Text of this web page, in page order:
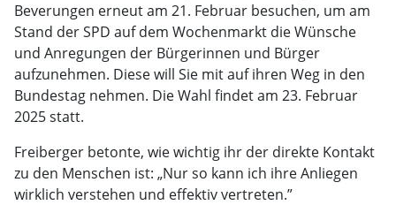
Beverungen erneut am 21. Februar besuchen, um am
Stand der SPD auf dem Wochenmarkt die Wünsche
und Anregungen der Bürgerinnen und Bürger
aufzunehmen. Diese will Sie mit auf ihren Weg in den
Bundestag nehmen. Die Wahl findet am 23. Februar
2025 statt.
Freiberger betonte, wie wichtig ihr der direkte Kontakt
zu den Menschen ist: „Nur so kann ich ihre Anliegen
wirklich verstehen und effektiv vertreten.”